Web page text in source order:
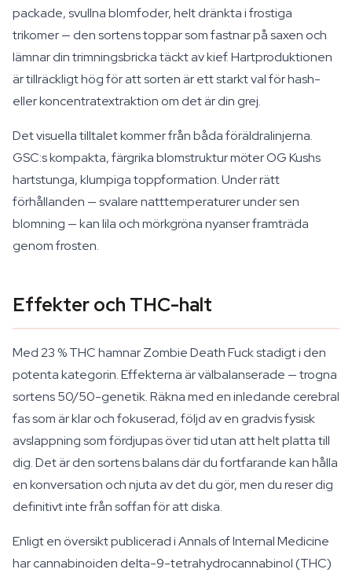
packade, svullna blomfoder, helt dränkta i frostiga
trikomer — den sortens toppar som fastnar på saxen och
lämnar din trimningsbricka täckt av kief. Hartproduktionen
är tillräckligt hög för att sorten är ett starkt val för hash-
eller koncentratextraktion om det är din grej.
Det visuella tilltalet kommer från båda föräldralinjerna.
GSC:s kompakta, färgrika blomstruktur möter OG Kushs
hartstunga, klumpiga toppformation. Under rätt
förhållanden — svalare natttemperaturer under sen
blomning — kan lila och mörkgröna nyanser framträda
genom frosten.
Effekter och THC-halt
Med 23 % THC hamnar Zombie Death Fuck stadigt i den
potenta kategorin. Effekterna är välbalanserade — trogna
sortens 50/50-genetik. Räkna med en inledande cerebral
fas som är klar och fokuserad, följd av en gradvis fysisk
avslappning som fördjupas över tid utan att helt platta till
dig. Det är den sortens balans där du fortfarande kan hålla
en konversation och njuta av det du gör, men du reser dig
definitivt inte från soffan för att diska.
Enligt en översikt publicerad i Annals of Internal Medicine
har cannabinoiden delta-9-tetrahydrocannabinol (THC)